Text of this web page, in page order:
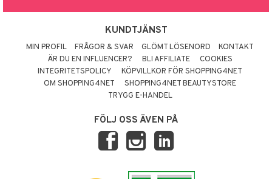
KUNDTJÄNST
MIN PROFIL FRÅGOR & SVAR GLÖMT LÖSENORD
KONTAKT
ÄR DU EN INFLUENCER?
BLI AFFILIATE
COOKIES
INTEGRITETSPOLICY
KÖPVILLKOR FÖR SHOPPING4NET
OM SHOPPING4NET
SHOPPING4NET BEAUTYSTORE
TRYGG E-HANDEL
FÖLJ OSS ÄVEN PÅ